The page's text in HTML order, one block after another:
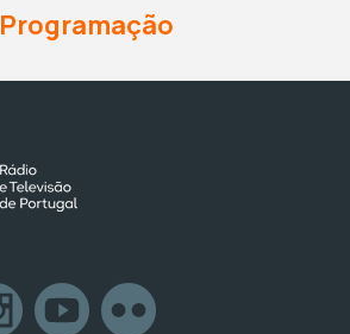
Programação